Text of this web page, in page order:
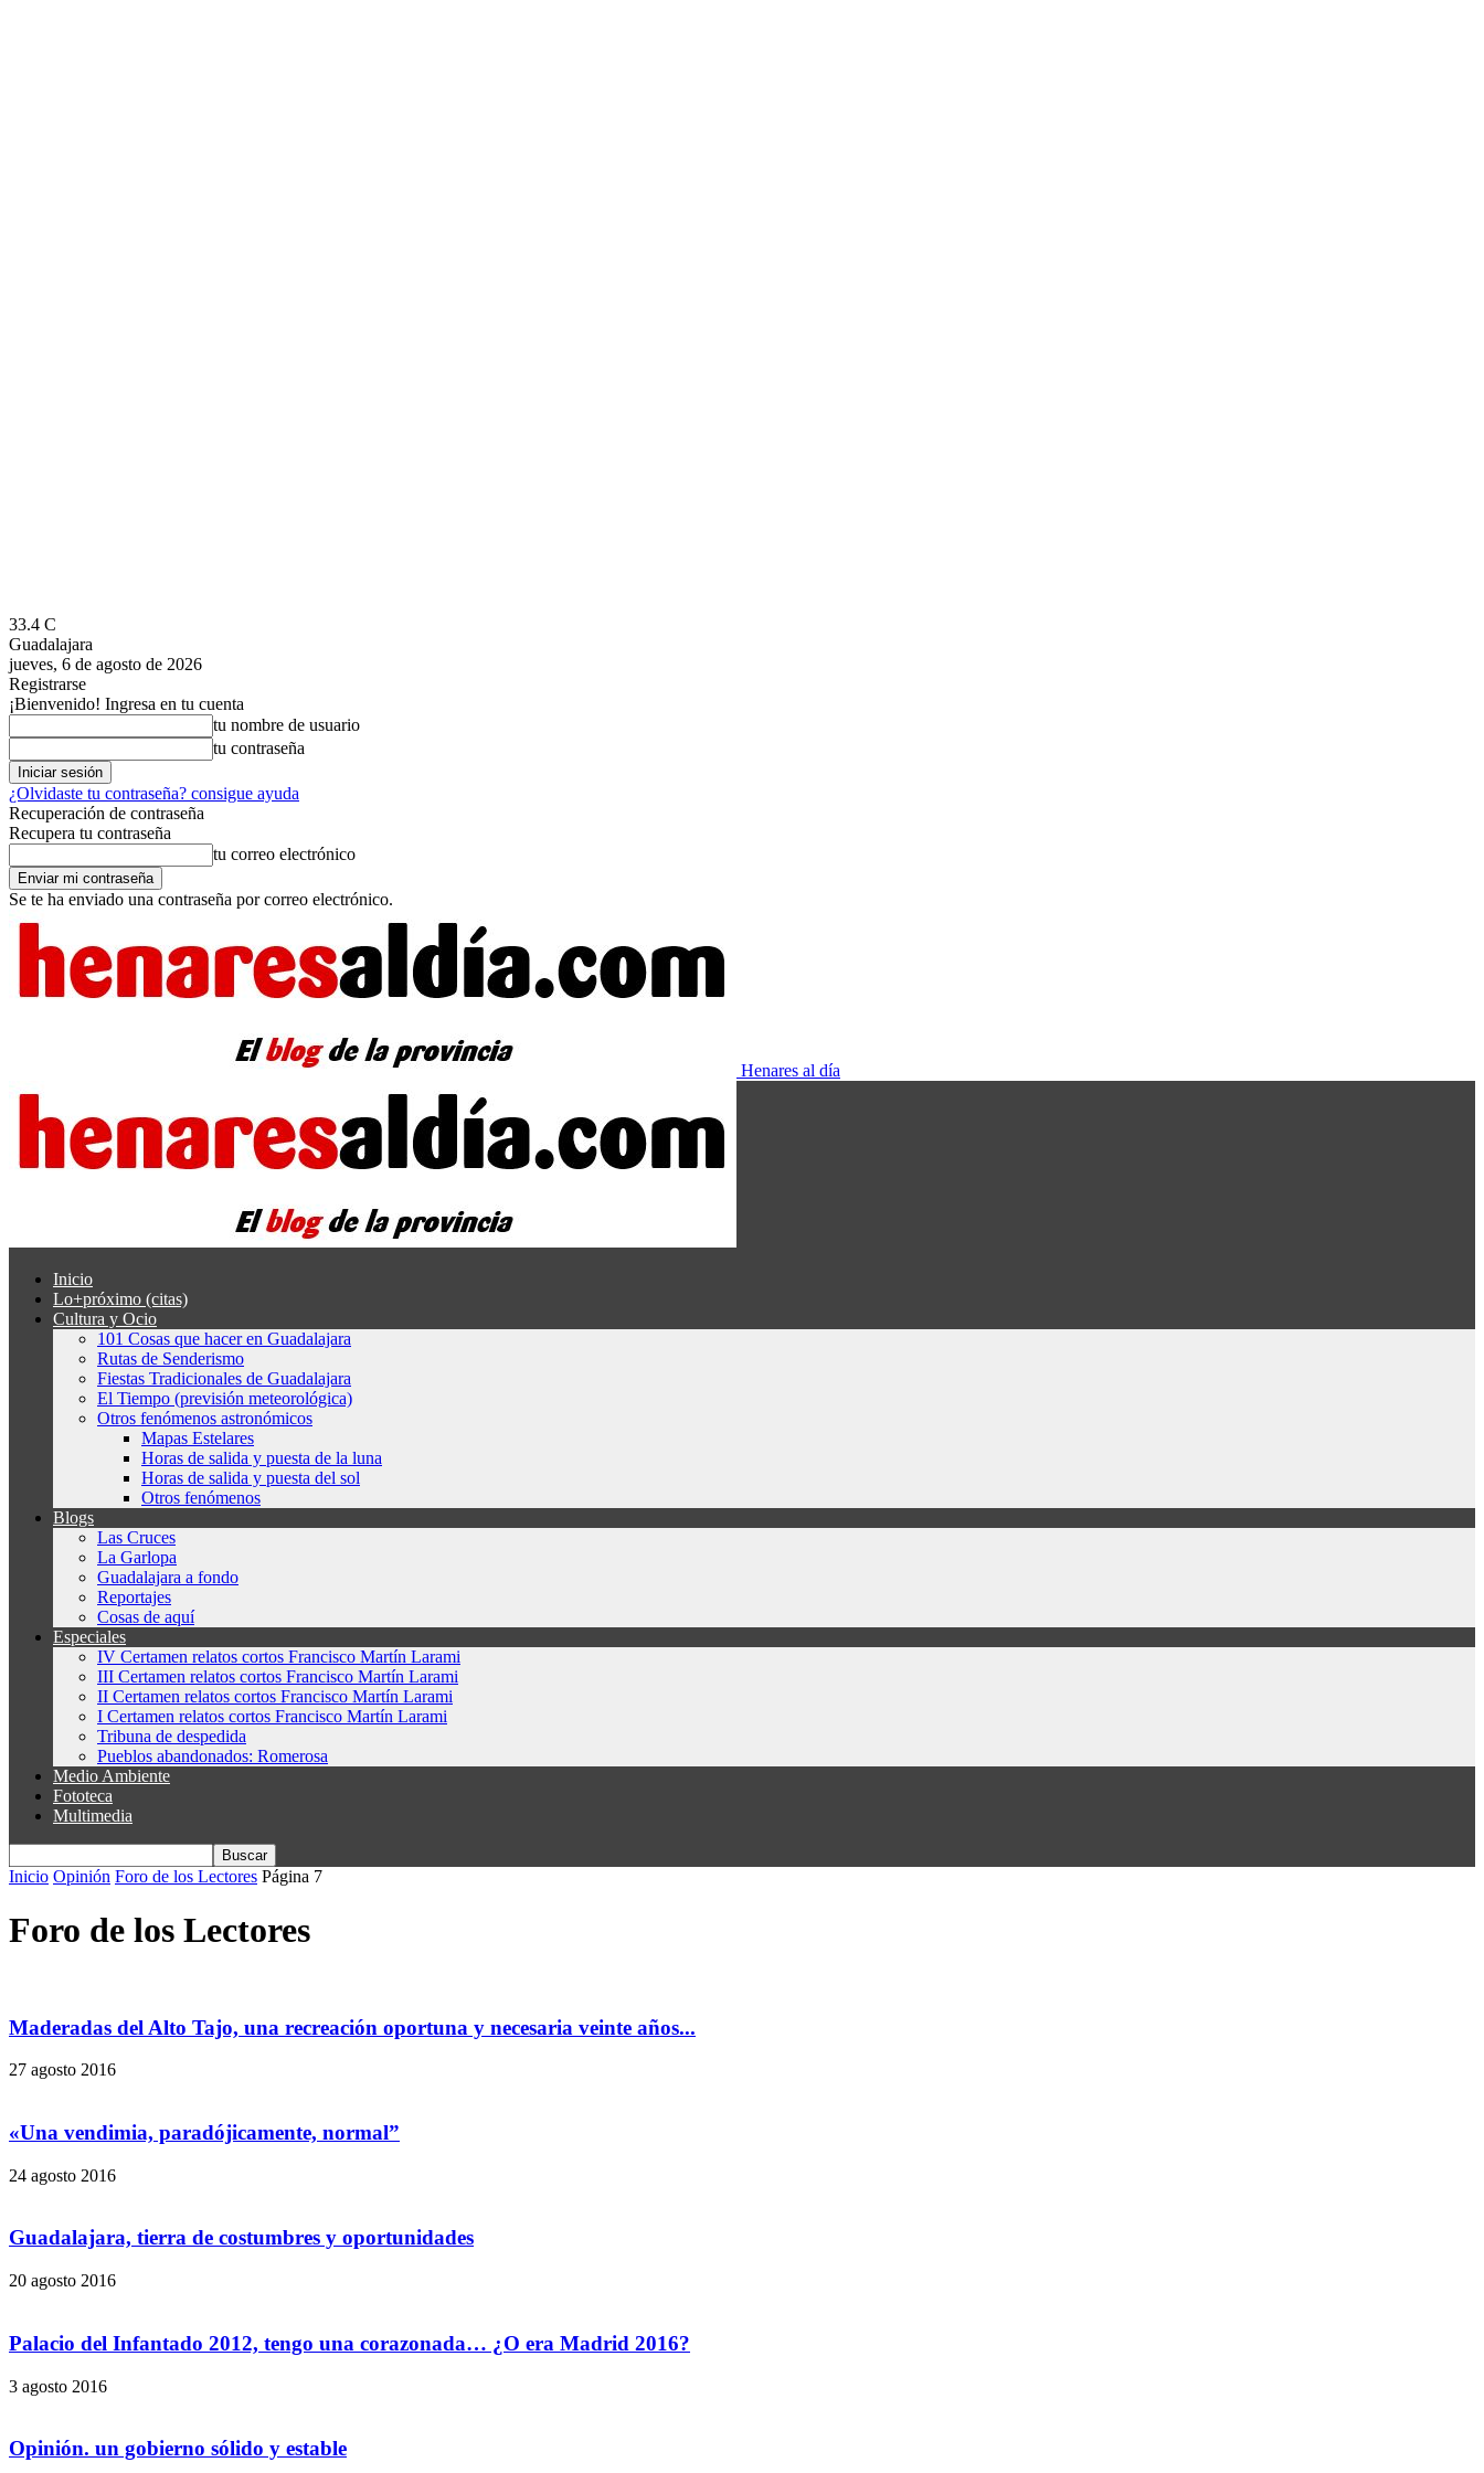
33.4 C
Guadalajara
jueves, 6 de agosto de 2026
Registrarse
¡Bienvenido! Ingresa en tu cuenta
tu nombre de usuario
tu contraseña
¿Olvidaste tu contraseña? consigue ayuda
Recuperación de contraseña
Recupera tu contraseña
tu correo electrónico
Se te ha enviado una contraseña por correo electrónico.
Henares al día
Inicio
Lo+próximo (citas)
Cultura y Ocio
101 Cosas que hacer en Guadalajara
Rutas de Senderismo
Fiestas Tradicionales de Guadalajara
El Tiempo (previsión meteorológica)
Otros fenómenos astronómicos
Mapas Estelares
Horas de salida y puesta de la luna
Horas de salida y puesta del sol
Otros fenómenos
Blogs
Las Cruces
La Garlopa
Guadalajara a fondo
Reportajes
Cosas de aquí
Especiales
IV Certamen relatos cortos Francisco Martín Larami
III Certamen relatos cortos Francisco Martín Larami
II Certamen relatos cortos Francisco Martín Larami
I Certamen relatos cortos Francisco Martín Larami
Tribuna de despedida
Pueblos abandonados: Romerosa
Medio Ambiente
Fototeca
Multimedia
Inicio Opinión Foro de los Lectores Página 7
Foro de los Lectores
Maderadas del Alto Tajo, una recreación oportuna y necesaria veinte años...
27 agosto 2016
«Una vendimia, paradójicamente, normal”
24 agosto 2016
Guadalajara, tierra de costumbres y oportunidades
20 agosto 2016
Palacio del Infantado 2012, tengo una corazonada… ¿O era Madrid 2016?
3 agosto 2016
Opinión. un gobierno sólido y estable